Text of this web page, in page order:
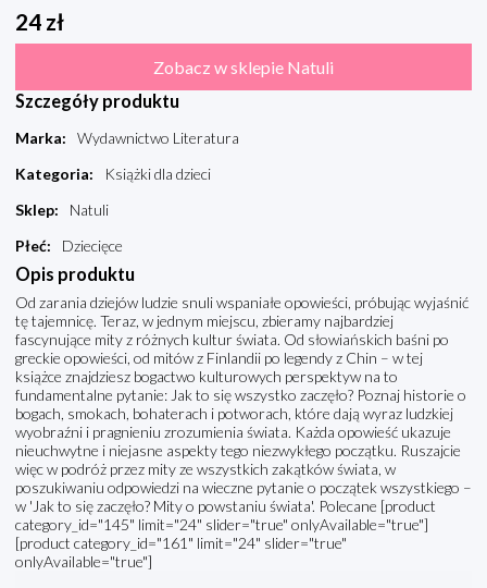
24 zł
Zobacz w sklepie Natuli
Szczegóły produktu
Marka:
Wydawnictwo Literatura
Kategoria:
Książki dla dzieci
Sklep:
Natuli
Płeć: Dziecięce
Opis produktu
Od zarania dziejów ludzie snuli wspaniałe opowieści, próbując wyjaśnić
tę tajemnicę. Teraz, w jednym miejscu, zbieramy najbardziej
fascynujące mity z różnych kultur świata. Od słowiańskich baśni po
greckie opowieści, od mitów z Finlandii po legendy z Chin – w tej
książce znajdziesz bogactwo kulturowych perspektyw na to
fundamentalne pytanie: Jak to się wszystko zaczęło? Poznaj historie o
bogach, smokach, bohaterach i potworach, które dają wyraz ludzkiej
wyobraźni i pragnieniu zrozumienia świata. Każda opowieść ukazuje
nieuchwytne i niejasne aspekty tego niezwykłego początku. Ruszajcie
więc w podróż przez mity ze wszystkich zakątków świata, w
poszukiwaniu odpowiedzi na wieczne pytanie o początek wszystkiego –
w 'Jak to się zaczęło? Mity o powstaniu świata'. Polecane [product
category_id="145" limit="24" slider="true" onlyAvailable="true"]
[product category_id="161" limit="24" slider="true"
onlyAvailable="true"]